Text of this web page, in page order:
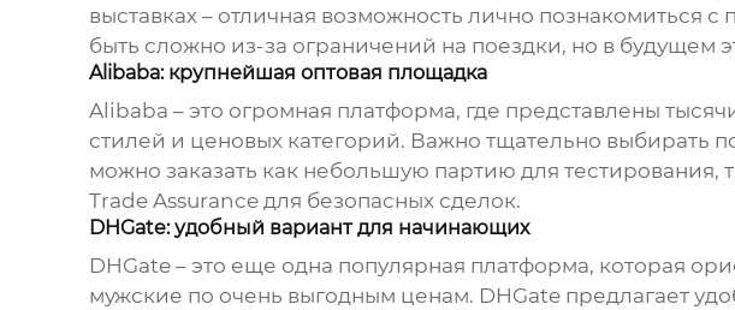
выставках – отличная возможность лично познакомиться
быть сложно из-за ограничений на поездки, но в будущем
Alibaba: крупнейшая оптовая площадка
Alibaba – это огромная платформа, где представлены
стилей и ценовых категорий. Важно тщательно выбирать
можно заказать как небольшую партию для
Trade Assurance для безопасных сделок.
DHGate: удобный вариант для начинающих
DHGate – это еще одна популярная платформа, которая
мужские по очень выгодным ценам. DHGate предлагает